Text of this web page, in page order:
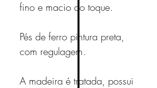
fino e macio ao toque.
Pés de ferro pintura preta,
com regulagem.
A madeira é tratada, possui